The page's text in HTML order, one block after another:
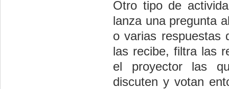
Otro tipo de
lanza una pregunta
o varias respuestas
las recibe, filtra las
el proyector las
discuten y votan